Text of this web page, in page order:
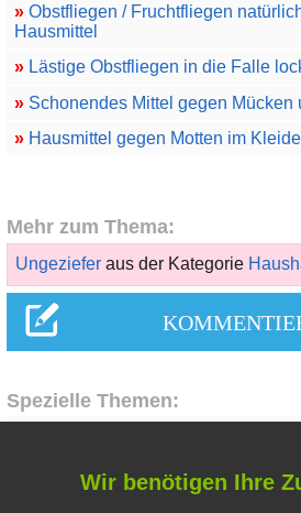
»Obstfliegen / Fruchtfliegen
Hausmittel
»Lästige Obstfliegen in die Falle
»Schonendes Mittel gegen Mücken
»Hausmittel gegen Motten im
Mehr zum Thema:
Ungezieferaus der Kategorie
Spezielle Themen:
Wir benötigen Ihre